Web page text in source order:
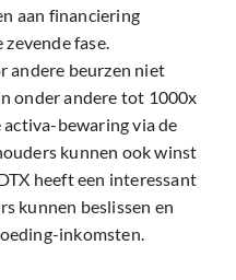
aan financiering
fase.
andere beurzen niet
onder andere tot 1000x
activa-bewaring via de
kunnen ook winst
heeft een interessant
kunnen beslissen en
inkomsten.